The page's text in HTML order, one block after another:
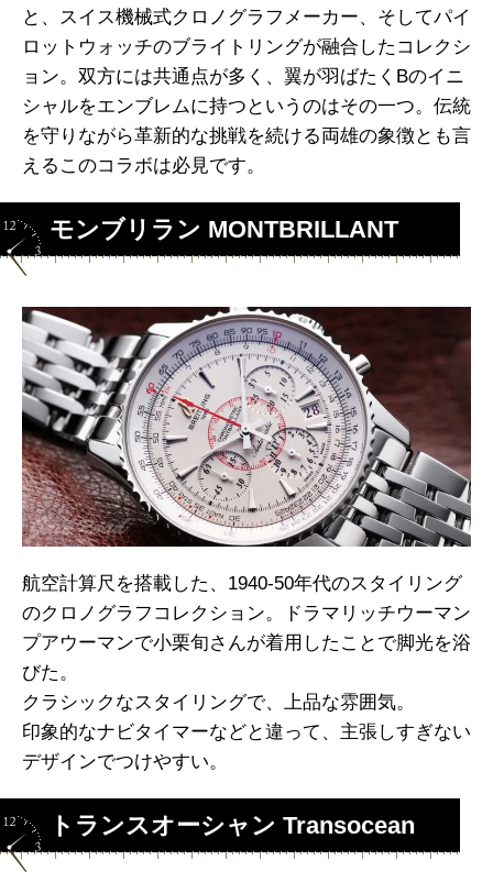
と、スイス機械式クロノグラフメーカー、そしてパイ
ロットウォッチのブライトリングが融合したコレクシ
ョン。双方には共通点が多く、翼が羽ばたくBのイニ
シャルをエンブレムに持つというのはその一つ。伝統
を守りながら革新的な挑戦を続ける両雄の象徴とも言
えるこのコラボは必見です。
モンブリラン MONTBRILLANT
航空計算尺を搭載した、1940-50年代のスタイリング
のクロノグラフコレクション。ドラマリッチウーマン
プアウーマンで小栗旬さんが着用したことで脚光を浴
びた。
クラシックなスタイリングで、上品な雰囲気。
印象的なナビタイマーなどと違って、主張しすぎない
デザインでつけやすい。
トランスオーシャン Transocean